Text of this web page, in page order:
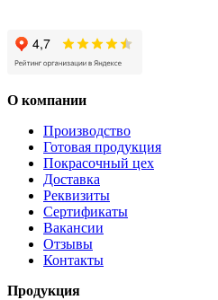
О компании
Производство
Готовая продукция
Покрасочный цех
Доставка
Реквизиты
Сертификаты
Вакансии
Отзывы
Контакты
Продукция